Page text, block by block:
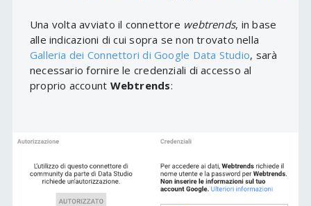
Una volta avviato il connettore webtrends, in base
alle indicazioni di cui sopra se non trovato nella
Galleria dei Connettori di Google Data Studio, sarà
necessario fornire le credenziali di accesso al
proprio account Webtrends: